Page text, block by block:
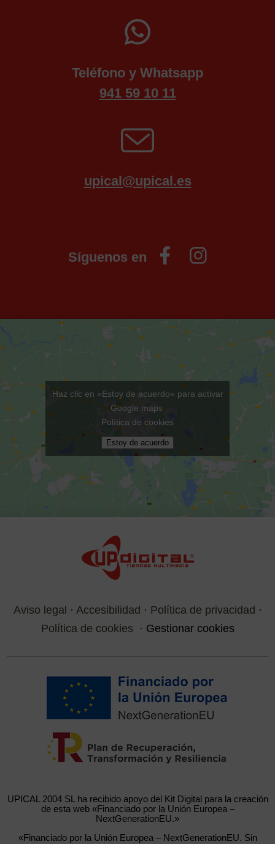
Teléfono y Whatsapp
941 59 10 11
upical@upical.es
Síguenos en
Haz clic en «Estoy de acuerdo» para activar
Google maps
Política de cookies
Estoy de acuerdo
Aviso legal · Accesibilidad · Política de privacidad ·
Política de cookies · Gestionar cookies
UPICAL 2004 SL ha recibido apoyo del Kit Digital para la creación
de esta web «Financiado por la Unión Europea –
NextGenerationEU.»
«Financiado por la Unión Europea – NextGenerationEU. Sin